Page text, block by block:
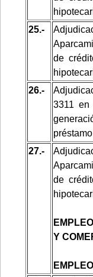
25.-
de
26.-
3311 en
27.-
de
Y